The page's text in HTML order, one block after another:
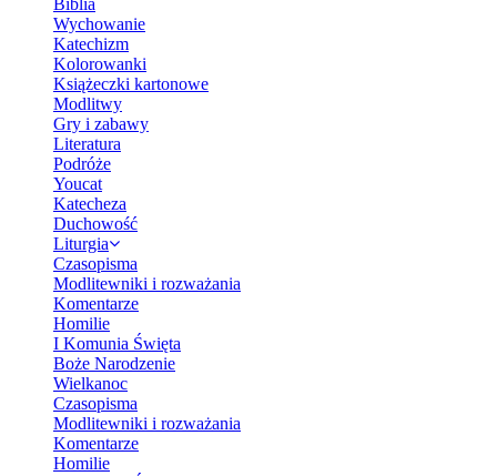
Biblia
Wychowanie
Katechizm
Kolorowanki
Książeczki kartonowe
Modlitwy
Gry i zabawy
Literatura
Podróże
Youcat
Katecheza
Duchowość
Liturgia
Czasopisma
Modlitewniki i rozważania
Komentarze
Homilie
I Komunia Święta
Boże Narodzenie
Wielkanoc
Czasopisma
Modlitewniki i rozważania
Komentarze
Homilie